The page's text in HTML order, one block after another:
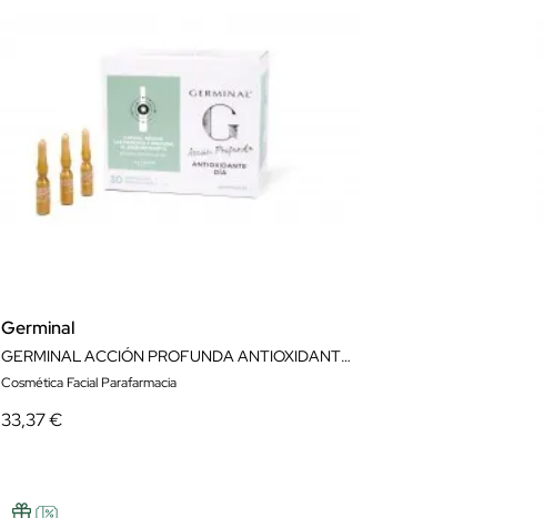
Germinal
GERMINAL ACCIÓN PROFUNDA ANTIOXIDANTE DIA 30 AMPOLLAS
Cosmética Facial Parafarmacia
33,37 €